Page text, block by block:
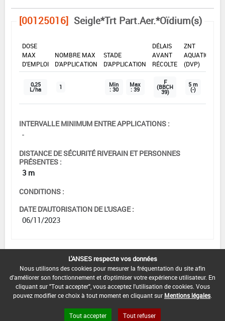
[00125016] Seigle*Trt Part.Aer.*Oïdium(s)
DOSE
MAX
D'EMPLOI
NOMBRE MAX
D'APPLICATION
STADE
D'APPLICATION
DÉLAIS
AVANT
RÉCOLTE
ZNT
AQUATIQUE
(DVP)
0,25
L/ha 1 Min
: 30
Max
: 39
F
(BBCH
39)
5 m
(-)
INTERVALLE MINIMUM ENTRE APPLICATIONS :
-
DISTANCE DE SÉCURITÉ RIVERAIN ET PERSONNES
PRÉSENTES :
3 m
CONDITIONS :
DATE D'AUTORISATION DE L'USAGE :
06/11/2023
[12703204] Vigne*Trt Part.Aer.*Oïdium(s)
DOSE
MAX
NOMBRE MAX
D'APPLICATION
STADE
D'APPLICATION
DÉLAIS
AVANT
RÉCOLTE
ZNT
AQUATIQUE
L'ANSES respecte vos données
Nous utilisons des cookies pour mesurer la fréquentation du site afin
d'améliorer son fonctionnement et d'optimiser votre expérience utilisateur. En
cliquant sur "Tout accepter", vous acceptez l'utilisation de cookies. Vous
pouvez modifier ce choix à tout moment en cliquant sur Mentions légales
Tout accepter Tout refuser